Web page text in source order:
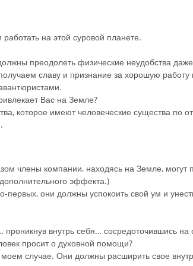
на этой суровой планете.
преодолеть физические неудобства
славу и признание за хорошую
Вас на Земле?
которое имеют человеческие существа по
члены компании, находясь на Земле,
эффекта.)
они должны успокоить свой ум и
внутрь себя… сосредоточившись на
просит о духовной помощи?
случае. Они должны расширить свое